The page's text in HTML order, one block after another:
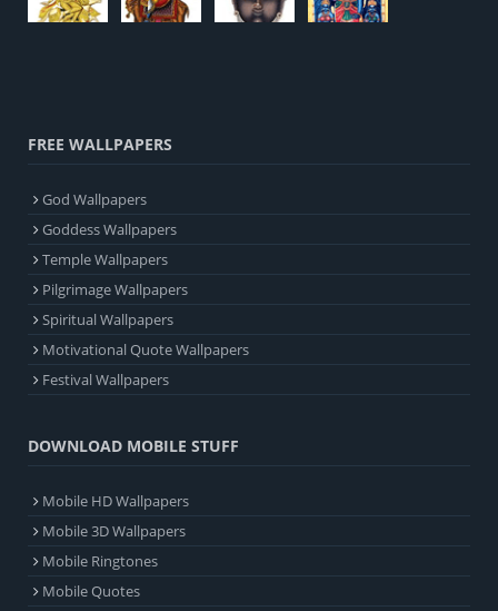
FREE WALLPAPERS
God Wallpapers
Goddess Wallpapers
Temple Wallpapers
Pilgrimage Wallpapers
Spiritual Wallpapers
Motivational Quote Wallpapers
Festival Wallpapers
DOWNLOAD MOBILE STUFF
Mobile HD Wallpapers
Mobile 3D Wallpapers
Mobile Ringtones
Mobile Quotes